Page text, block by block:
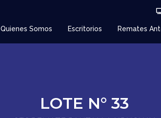
Quienes Somos Escritorios Remates
LOTE N° 33